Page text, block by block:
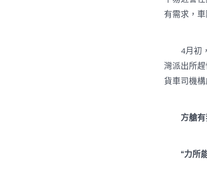
有需求，
4月初，
灣派出所
貨車司機
方艙
“力所